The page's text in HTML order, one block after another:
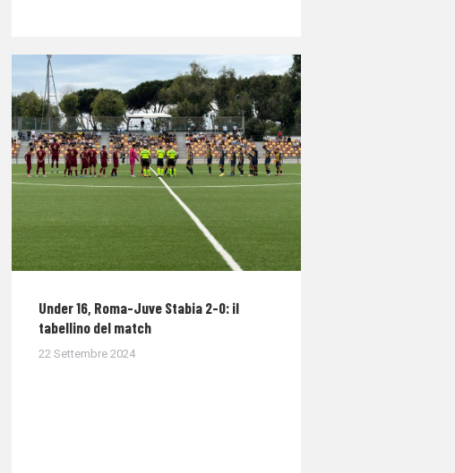
Under 16, Roma-Juve Stabia 2-0: il
tabellino del match
22 Settembre 2024